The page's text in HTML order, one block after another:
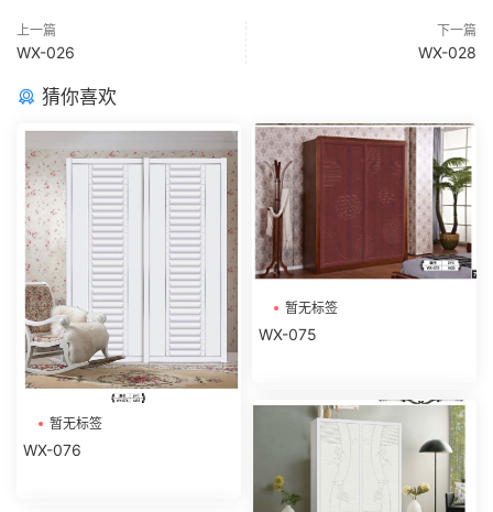
上一篇
WX-026
下一篇
WX-028
猜你喜欢
暂无标签
WX-076
暂无标签
WX-075